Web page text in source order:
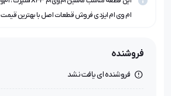
ام وی ام ایزدی فروش قطعات اصل با بهترین قیمت
فروشنده
فروشنده ای یافت نشد